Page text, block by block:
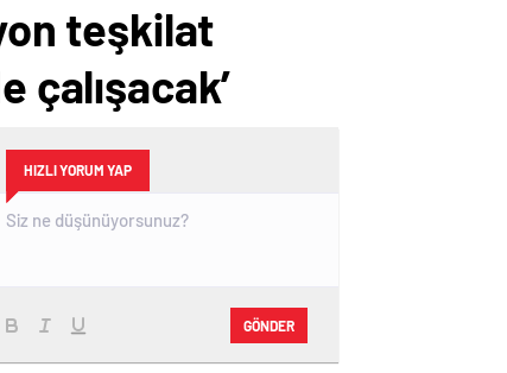
teşkilat
çalışacak’
HIZLI YORUM YAP
GÖNDER